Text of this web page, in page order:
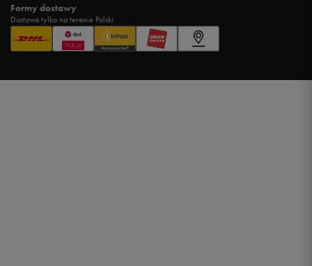
Formy dostawy
Dostawa tylko na terenie Polski